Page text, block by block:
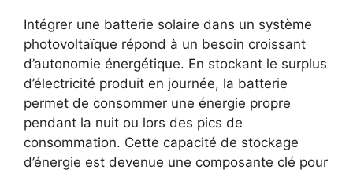
Intégrer une batterie solaire dans un système
photovoltaïque répond à un besoin croissant
d’autonomie énergétique. En stockant le surplus
d’électricité produit en journée, la batterie
permet de consommer une énergie propre
pendant la nuit ou lors des pics de
consommation. Cette capacité de stockage
d’énergie est devenue une composante clé pour